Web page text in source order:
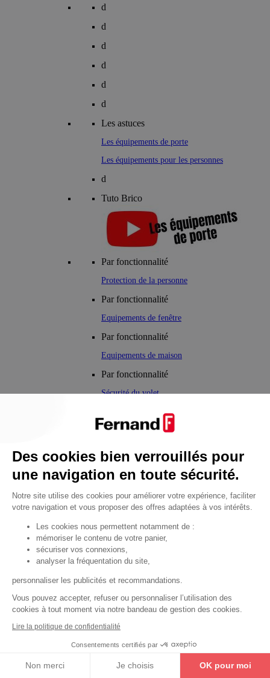
d
d
d
d
d
d
Les astuces
Les équipements de porte
Les équipements pour les personnes
d
Tuto Brico
Par fonctionnalité
Protection de la personne
Par fonctionnalité
Equipements de fenêtre
Par fonctionnalité
Equipements de maison
Par fonctionnalité
Sécurité du volet
Par fonctionnalité
Cendrier
Par fonctionnalité
Equipements de porte
•Judas de porte
Fermes-portes
•Arrêts de porte
•Butoirs de porte
• Charnières de porte
• Accessoires de fixation
Les astuces
Les équipements de porte
Les équipements pour les personnes
Des cookies bien verrouillés pour
une navigation en toute sécurité.
Notre site utilise des cookies pour améliorer votre expérience, faciliter
votre navigation et vous proposer des offres adaptées à vos intérêts.
Les cookies nous permettent notamment de :
mémoriser le contenu de votre panier,
sécuriser vos connexions,
analyser la fréquentation du site,
personnaliser les publicités et recommandations.
Vous pouvez accepter, refuser ou personnaliser l’utilisation des
cookies à tout moment via notre bandeau de gestion des cookies.
Lire la politique de confidentialité
Consentements certifiés par
Non merci Je choisis OK pour moi